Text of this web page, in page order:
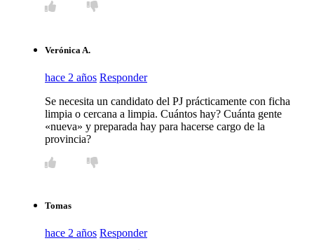
Verónica A.
hace 2 años Responder
Se necesita un candidato del PJ prácticamente con ficha
limpia o cercana a limpia. Cuántos hay? Cuánta gente
«nueva» y preparada hay para hacerse cargo de la
provincia?
Tomas
hace 2 años Responder